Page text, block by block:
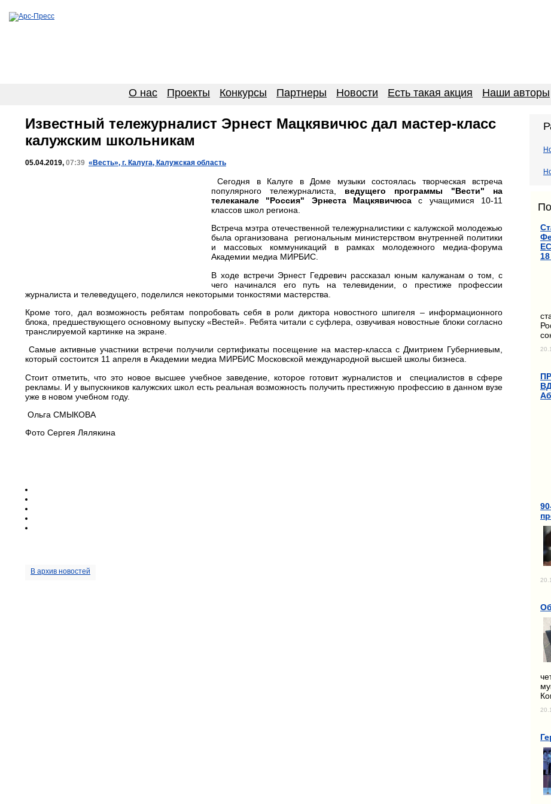
О нас Проекты Конкурсы Партнеры Новости Есть такая акция Наши авторы
Известный тележурналист Эрнест Мацкявичюс дал мастер-класс
калужским школьникам
05.04.2019, 07:39 «Весть», г. Калуга, Калужская область
Сегодня в Калуге в Доме музыки состоялась творческая встреча
популярного тележурналиста, ведущего программы "Вести" на
телеканале "Россия" Эрнеста Мацкявичюсас учащимися 10-11
классов школ региона.
Встреча мэтра отечественной тележурналистики с калужской молодежью
была организована региональным министерством внутренней политики
и массовых коммуникаций в рамках молодежного медиа-форума
Академии медиа МИРБИС.
В ходе встречи Эрнест Гедревич рассказал юным калужанам о том, с
чего начинался его путь на телевидении, о престиже профессии
журналиста и телеведущего, поделился некоторыми тонкостями мастерства.
Кроме того, дал возможность ребятам попробовать себя в роли диктора новостного шпигеля – информационного
блока, предшествующего основному выпуску «Вестей». Ребята читали с суфлера, озвучивая новостные блоки согласно
транслируемой картинке на экране.
Самые активные участники встречи получили сертификаты посещение на мастер-класса с Дмитрием Губерниевым,
который состоится 11 апреля в Академии медиа МИРБИС Московской международной высшей школы бизнеса.
Стоит отметить, что это новое высшее учебное заведение, которое готовит журналистов и специалистов в сфере
рекламы. И у выпускников калужских школ есть реальная возможность получить престижную профессию в данном вузе
уже в новом учебном году.
Ольга СМЫКОВА
Фото Сергея Лялякина
В архив новостей